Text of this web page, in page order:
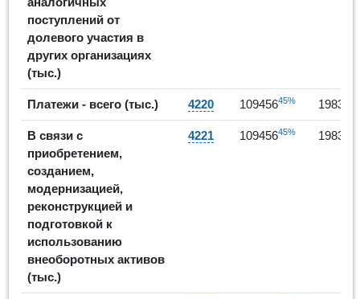
поступлений от
долевого участия в
других организациях
(тыс.)
Платежи - всего (тыс.) 4220 10945645% 198393
В связи с
приобретением,
созданием,
модернизацией,
реконструкцией и
подготовкой к
использованию
внеоборотных активов
(тыс.)
4221 10945645% 198393